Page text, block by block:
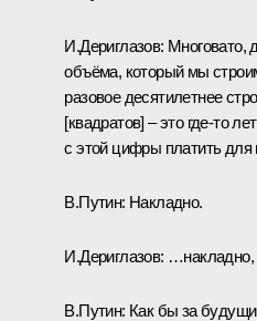
И.Дериглазов: Многовато,
объёма, который мы
разовое десятилетнее
[квадратов] – это где-то
с этой цифры платить для
В.Путин: Накладно.
И.Дериглазов: …накладно,
В.Путин: Как бы за